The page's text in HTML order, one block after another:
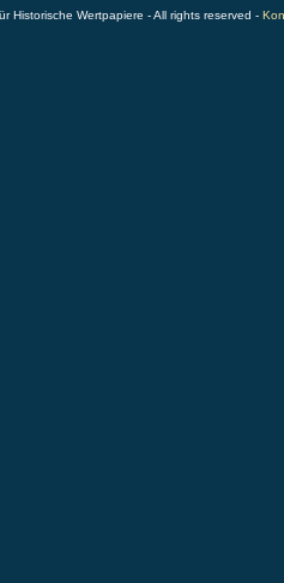
Historische Wertpapiere - All rights reserved -